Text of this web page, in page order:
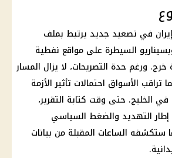
إيران في تصعيد جديد يرتبط بملف
السيطرة على مواقع نفطية
خرج. ورغم حدة التصريحات، لا يزال المسار
تراقب الأسواق احتمالات تأثيرالأزمة
في الخليج. حتى وقت كتابة التقرير،
التهديد والضغط السياسي
ستكشفه الساعات المقبلة من بيانات